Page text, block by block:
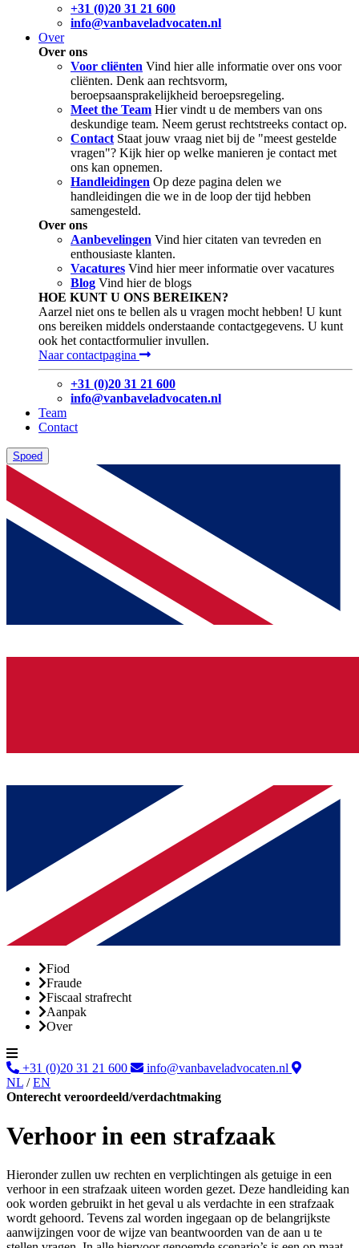
+31 (0)20 31 21 600
info@vanbaveladvocaten.nl
Over
Over ons
Voor cliënten Vind hier alle informatie over ons voor
cliënten. Denk aan rechtsvorm,
beroepsaansprakelijkheid beroepsregeling.
Meet the Team Hier vindt u de members van ons
deskundige team. Neem gerust rechtstreeks contact op.
Contact Staat jouw vraag niet bij de "meest gestelde
vragen"? Kijk hier op welke manieren je contact met
ons kan opnemen.
Handleidingen Op deze pagina delen we
handleidingen die we in de loop der tijd hebben
samengesteld.
Over ons
Aanbevelingen Vind hier citaten van tevreden en
enthousiaste klanten.
Vacatures Vind hier meer informatie over vacatures
Blog Vind hier de blogs
HOE KUNT U ONS BEREIKEN?
Aarzel niet ons te bellen als u vragen mocht hebben! U kunt
ons bereiken middels onderstaande contactgegevens. U kunt
ook het contactformulier invullen.
Naar contactpagina
+31 (0)20 31 21 600
info@vanbaveladvocaten.nl
Team
Contact
Spoed
Fiod
Fraude
Fiscaal strafrecht
Aanpak
Over
+31 (0)20 31 21 600
info@vanbaveladvocaten.nl
NL / EN
Onterecht veroordeeld/verdachtmaking
Verhoor in een strafzaak
Hieronder zullen uw rechten en verplichtingen als getuige in een
verhoor in een strafzaak uiteen worden gezet. Deze handleiding kan
ook worden gebruikt in het geval u als verdachte in een strafzaak
wordt gehoord. Tevens zal worden ingegaan op de belangrijkste
aanwijzingen voor de wijze van beantwoorden van de aan u te